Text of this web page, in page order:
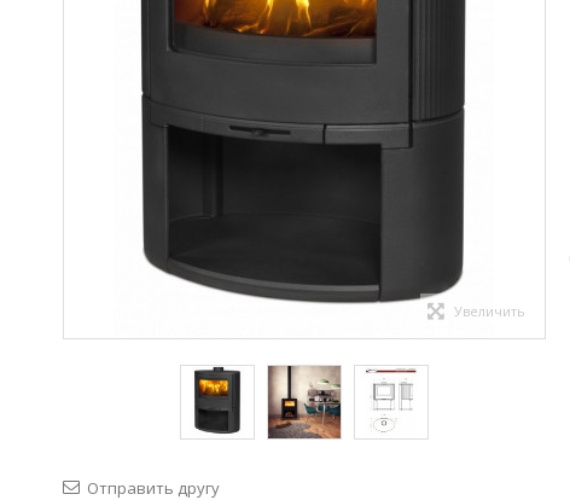
Увеличить
Отправить другу